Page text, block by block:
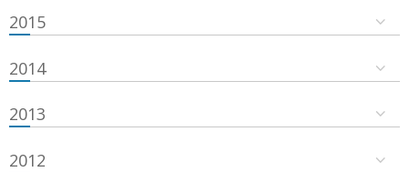
2015
2014
2013
2012